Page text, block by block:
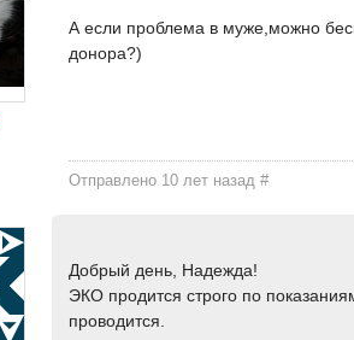
А если проблема в муже,можно
донора?)
Отправлено 10 лет назад#
Добрый день, Надежда!
ЭКО продится строго по
проводится.